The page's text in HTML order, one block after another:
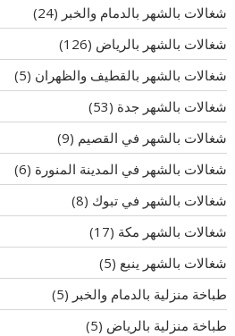
شغالات بالشهر بالدمام والخبر (24)
شغالات بالشهر بالرياض (126)
شغالات بالشهر بالقطيف والظهران (5)
شغالات بالشهر جدة (53)
شغالات بالشهر في القصيم (9)
شغالات بالشهر في المدينة المنورة (6)
شغالات بالشهر في تبوك (8)
شغالات بالشهر مكة (17)
شغالات بالشهر ينبع (5)
طباخة منزلية بالدمام والخبر (5)
طباخة منزلية بالرياض (5)